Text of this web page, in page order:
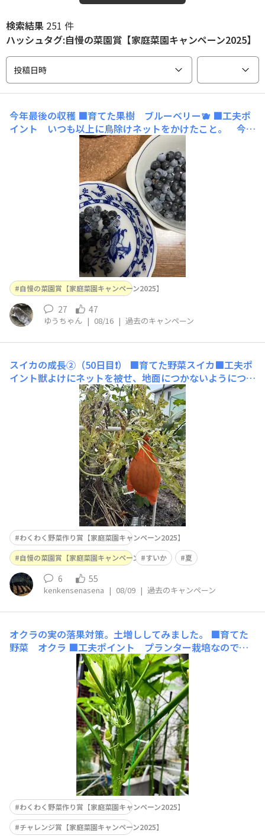
検索結果 251 件
ハッシュタグ:自慢の菜園賞【家庭菜園キャンペーン2025】
投稿日時
今年最後の収穫 ■育てた果樹 ブルーベリー🫐 ■工夫ポ
イント いつも以上に鳥除けネットをかけたこと。 今年
も収穫が無事に終わりました。
自慢の菜園賞【家庭菜園キャンペーン2025】
27 47
ゆうちゃん | 08/16 | 過去のキャンペーン
スイカの成長②（50日目❗️）
■育てた野菜スイカ■工夫ポ
イント獣よけにネットを被せ、地面につかないようにつる
すかたちで育てました（50日）。本日収穫します!(^^)❗️ネ
ットも手づくりです(^^)
わくわく野菜作り賞【家庭菜園キャンペーン2025】
自慢の菜園賞【家庭菜園キャンペーン2025】
すいか 夏
6 55
kenkensenasena | 08/09 | 過去のキャンペーン
オクラの実の落果対策。土増ししてみました。
■育てた
野菜 オクラ ■工夫ポイント プランター栽培なのです
が、大きくならずに落ちる実があります。肥料不足？土の
深さが足りない？葉の✂️不足。 思い当たる事も多いので
鉢縁ぐるりに、に百均のプラスチックのまな板シートを差
し込んで、土増ししてみました。本来は花が咲く頃土寄せ
と肥料だそうです。リ
わくわく野菜作り賞【家庭菜園キャンペーン2025】
チャレンジ賞【家庭菜園キャンペーン2025】